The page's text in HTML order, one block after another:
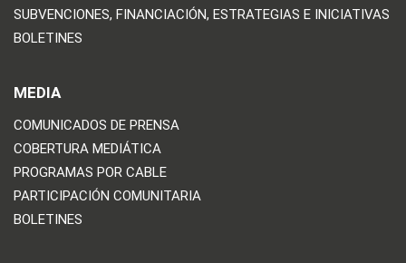
SUBVENCIONES, FINANCIACIÓN, ESTRATEGIAS E INICIATIVAS
BOLETINES
MEDIA
COMUNICADOS DE PRENSA
COBERTURA MEDIÁTICA
PROGRAMAS POR CABLE
PARTICIPACIÓN COMUNITARIA
BOLETINES